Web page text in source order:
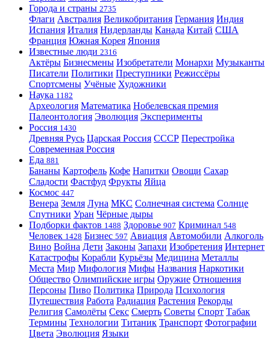
Города и страны 2735
Флаги Австралия Великобритания Германия Индия
Испания Италия Нидерланды Канада Китай США
Франция Южная Корея Япония
Известные люди 2316
Актёры Бизнесмены Изобретатели Монархи Музыканты
Писатели Политики Преступники Режиссёры
Спортсмены Учёные Художники
Наука 1182
Археология Математика Нобелевская премия
Палеонтология Эволюция Эксперименты
Россия 1430
Древняя Русь Царская Россия СССР Перестройка
Современная Россия
Еда 881
Бананы Картофель Кофе Напитки Овощи Сахар
Сладости Фастфуд Фрукты Яйца
Космос 447
Венера Земля Луна МКС Солнечная система Солнце
Спутники Уран Чёрные дыры
Подборки фактов 1488 Здоровье 907 Криминал 548
Человек 1428 Бизнес 597 Авиация Автомобили Алкоголь
Вино Война Дети Законы Запахи Изобретения Интернет
Катастрофы Корабли Курьёзы Медицина Металлы
Места Мир Мифология Мифы Названия Наркотики
Общество Олимпийские игры Оружие Отношения
Персоны Пиво Политика Природа Психология
Путешествия Работа Радиация Растения Рекорды
Религия Самолёты Секс Смерть Советы Спорт Табак
Термины Технологии Титаник Транспорт Фотографии
Цвета Эволюция Языки